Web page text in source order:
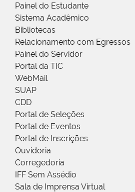
Painel do Estudante
Sistema Acadêmico
Bibliotecas
Relacionamento com Egressos
Painel do Servidor
Portal da TIC
WebMail
SUAP
CDD
Portal de Seleções
Portal de Eventos
Portal de Inscrições
Ouvidoria
Corregedoria
IFF Sem Assédio
Sala de Imprensa Virtual